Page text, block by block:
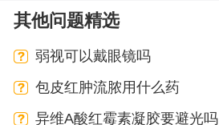
其他问题精选
弱视可以戴眼镜吗
包皮红肿流脓用什么药
异维A酸红霉素凝胶要避光吗